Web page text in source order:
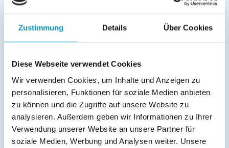
Zustimmung Details Über Cookies
Diese Webseite verwendet Cookies
Wir verwenden Cookies, um Inhalte und Anzeigen zu
personalisieren, Funktionen für soziale Medien anbieten
zu können und die Zugriffe auf unsere Website zu
analysieren. Außerdem geben wir Informationen zu Ihrer
Verwendung unserer Website an unsere Partner für
soziale Medien, Werbung und Analysen weiter. Unsere
Das Haus ist durch die Lage direkt am Bodden von
Kleinhagen/Middelhagen unverwechselbar.
weiterlesen
Preise (pro Nacht in Euro)
Zeitraum Preis